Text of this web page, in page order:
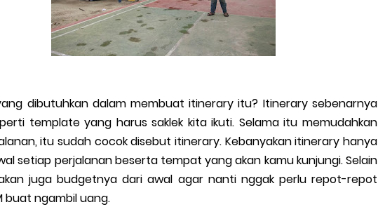
dibutuhkan dalam membuat itinerary itu? Itinerary sebenarnya
template yang harus saklek kita ikuti. Selama itu memudahkan
itu sudah cocok disebut itinerary. Kebanyakan itinerary hanya
setiap perjalanan beserta tempat yang akan kamu kunjungi. Selain
juga budgetnya dari awal agar nanti nggak perlu repot-repot
buat ngambil uang.